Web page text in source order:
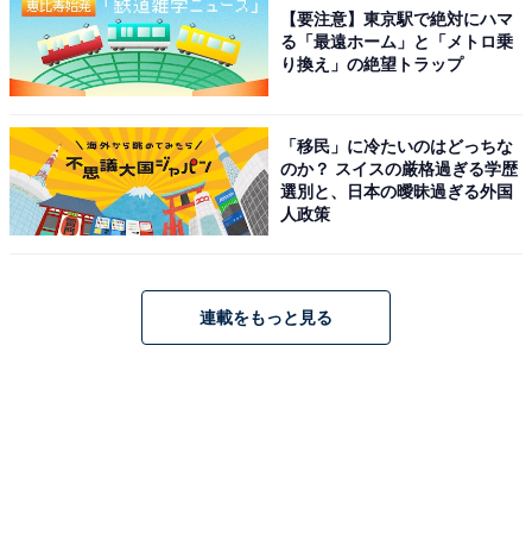
【要注意】東京駅で絶対にハマ
る「最遠ホーム」と「メトロ乗
り換え」の絶望トラップ
「移民」に冷たいのはどっちな
のか？ スイスの厳格過ぎる学歴
選別と、日本の曖昧過ぎる外国
人政策
連載をもっと見る